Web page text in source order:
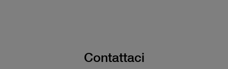
Contattaci